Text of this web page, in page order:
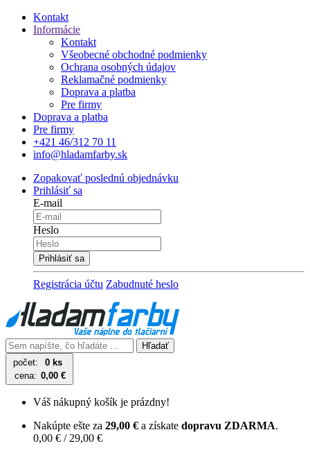
Kontakt
Informácie
Kontakt
Všeobecné obchodné podmienky
Ochrana osobných údajov
Reklamačné podmienky
Doprava a platba
Pre firmy
Doprava a platba
Pre firmy
+421 46/312 70 11
info@hladamfarby.sk
Zopakovať poslednú objednávku
Prihlásiť sa
E-mail
Heslo
Registrácia účtu Zabudnuté heslo
Hľadať
počet:
0 ks
cena: 0,00 €
Váš nákupný košík je prázdny!
Nakúpte ešte za 29,00 € a získate dopravu ZDARMA.
0,00 € / 29,00 €